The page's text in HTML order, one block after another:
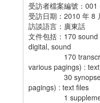
受訪者檔案編號：001
受訪日期：2010 年 8
訪談語言：廣東話
文件包括：170
digital, sound
170 transcripts
various pagings) :
30 synopses
pagings) : text files
1 supplement